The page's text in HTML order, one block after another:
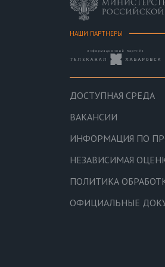
НАШИ ПАРТНЕРЫ
ДОСТУПНАЯ СРЕДА
ВАКАНСИИ
ИНФОРМАЦИЯ ПО
НЕЗАВИСИМАЯ
ПОЛИТИКА
ОФИЦИАЛЬНЫЕ